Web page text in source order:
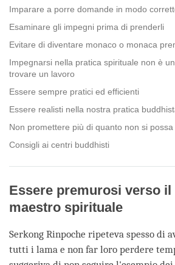
Imparare a porre domande in modo
Esaminare gli impegni prima di prenderli
Evitare di diventare monaco o monaca
Impegnarsi nella pratica spirituale non è
trovare un lavoro
Essere sempre pratici ed efficienti
Essere realisti nella nostra pratica
Non promettere più di quanto non si possa
Consigli ai centri buddhisti
Essere premurosi verso
maestro spirituale
Serkong Rinpoche ripeteva spesso di
tutti i lama e non far loro perdere